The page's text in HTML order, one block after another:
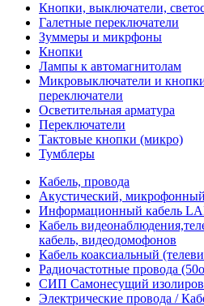
Кнопки, выключатели,
Галетные переключатели
Зуммеры и микрфоны
Кнопки
Лампы к автомагнитолам
Микровыключатели и
переключатели
Осветительная арматура
Переключатели
Тактовые кнопки (микро)
Тумблеры
Кабель, провода
Акустический,
Информационный кабель
Кабель
кабель, видеодомофонов
Кабель коаксиальный
Радиочастотные провода
СИП Самонесущий
Электрические провода /